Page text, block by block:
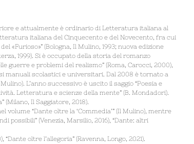
e attualmente è ordinario di Letteratura italiana al
italiana del Cinquecento e del Novecento, fra cui
«Furioso»” (Bologna, Il Mulino, 1993; nuova edizione
1999). Si è occupato della storia del romanzo
e problemi del realismo” (Roma, Carocci, 2000),
manuali scolastici e universitari. Dal 2008 è tornato a
L’anno successivo è uscito il saggio “Poesia e
Letteratura e scienze della mente” (B. Mondadori).
Il Saggiatore, 2018).
“Dante oltre la ‘Commedia’” (Il Mulino), mentre
possibili” (Venezia, Marsilio, 2016), “Dante: altri
oltre l’allegoria” (Ravenna, Longo, 2021).